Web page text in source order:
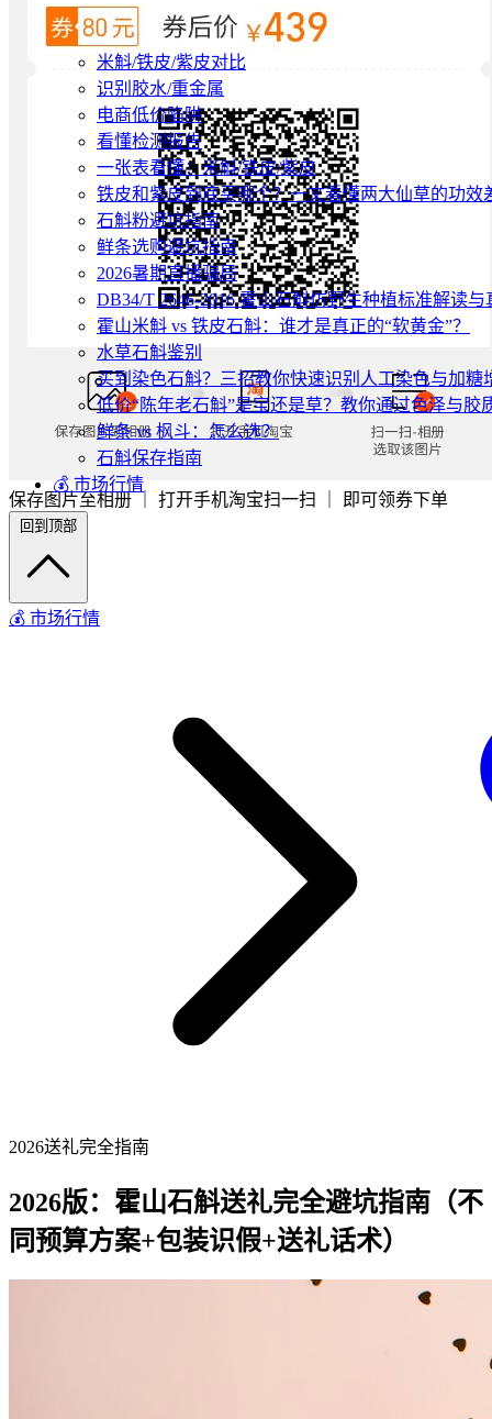
米斛/铁皮/紫皮对比
识别胶水/重金属
电商低价陷阱
看懂检测报告
一张表看懂：米斛/铁皮/紫皮
铁皮和紫皮到底买哪个？一文看懂两大仙草的功效
石斛粉避坑指南
鲜条选购避坑指南
2026暑期直播骗局
DB34/T 2646-2016 霍山石斛仿野生种植标准解读
霍山米斛 vs 铁皮石斛：谁才是真正的“软黄金”？
水草石斛鉴别
买到染色石斛？三招教你快速识别人工染色与加糖
低价“陈年老石斛”是宝还是草？教你通过色泽与胶
鲜条 vs 枫斗：怎么选？
石斛保存指南
💰 市场行情
保存图片至相册 ｜ 打开手机淘宝扫一扫 ｜ 即可领券下单
回到顶部
💰 市场行情
2026送礼完全指南
2026版：霍山石斛送礼完全避坑指南（不
同预算方案+包装识假+送礼话术）